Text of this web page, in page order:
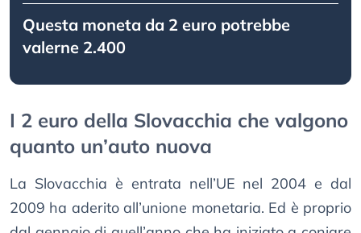
Questa moneta da 2 euro potrebbe
valerne 2.400
I 2 euro della Slovacchia che valgono
quanto un’auto nuova
La Slovacchia è entrata nell’UE nel 2004 e dal
2009 ha aderito all’unione monetaria. Ed è proprio